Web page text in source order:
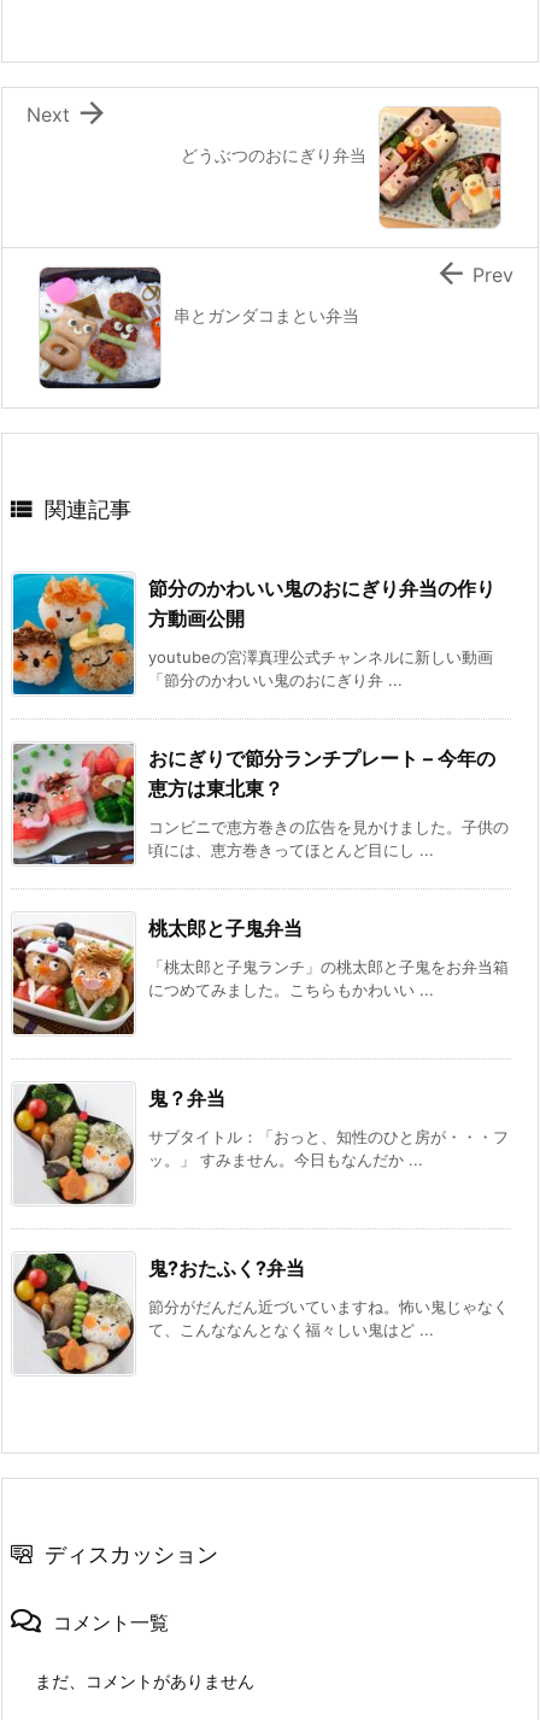
o
k
どうぶつのおにぎり弁当

Next
串とガンダコまとい弁当
 Prev
 関連記事
節分のかわいい鬼のおにぎり弁当の作り
方動画公開
youtubeの宮澤真理公式チャンネルに新しい動画
「節分のかわいい鬼のおにぎり弁 ...
おにぎりで節分ランチプレート – 今年の
恵方は東北東？
コンビニで恵方巻きの広告を見かけました。子供の
頃には、恵方巻きってほとんど目にし ...
桃太郎と子鬼弁当
「桃太郎と子鬼ランチ」の桃太郎と子鬼をお弁当箱
につめてみました。こちらもかわいい ...
鬼？弁当
サブタイトル：「おっと、知性のひと房が・・・フ
ッ。」 すみません。今日もなんだか ...
鬼?おたふく?弁当
節分がだんだん近づいていますね。怖い鬼じゃなく
て、こんななんとなく福々しい鬼はど ...
ディスカッション
コメント一覧
まだ、コメントがありません